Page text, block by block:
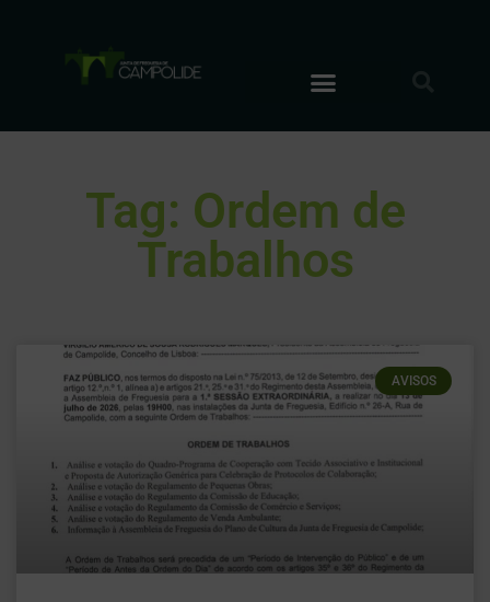
Tag: Ordem de
Trabalhos
AVISOS